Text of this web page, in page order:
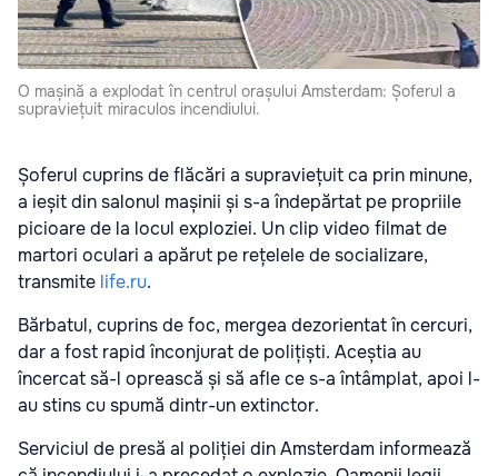
O mașină a explodat în centrul orașului Amsterdam: Șoferul a
supraviețuit miraculos incendiului.
Șoferul cuprins de flăcări a supraviețuit ca prin minune,
a ieșit din salonul mașinii și s-a îndepărtat pe propriile
picioare de la locul exploziei. Un clip video filmat de
martori oculari a apărut pe rețelele de socializare,
transmite life.ru.
Bărbatul, cuprins de foc, mergea dezorientat în cercuri,
dar a fost rapid înconjurat de polițiști. Aceștia au
încercat să-l oprească și să afle ce s-a întâmplat, apoi l-
au stins cu spumă dintr-un extinctor.
Serviciul de presă al poliției din Amsterdam informează